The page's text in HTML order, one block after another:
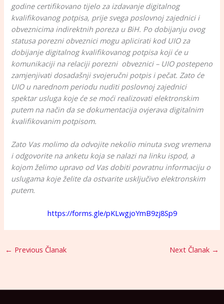
godine certifikovano tijelo za izdavanje digitalnog
kvalifikovanog potpisa, prije svega poslovnoj zajednici i
obveznicima indirektnih poreza u BiH. Po dobijanju ovog
statusa porezni obveznici mogu aplicirati kod UIO za
dobijanje digitalnog kvalifikovanog potpisa koji će u
komunikaciji na relaciji porezni obveznici – UIO postepeno
zamjenjivati dosadašnji svojeručni potpis i pečat. Zato će
UIO u narednom periodu nuditi poslovnoj zajednici
spektar usluga koje će se moći realizovati elektronskim
putem na način da se dokumentacija ovjerava digitalnim
kvalifikovanim potpisom.
Zato Vas molimo da odvojite nekolio minuta svog vremena
i odgovorite na anketu koja se nalazi na linku ispod, a
kojom želimo upravo od Vas dobiti povratnu informaciju o
uslugama koje želite da ostvarite usključivo elektronskim
putem.
https://forms.gle/pKLwgjoYmB9zj8Sp9
← Previous Članak Next Članak →